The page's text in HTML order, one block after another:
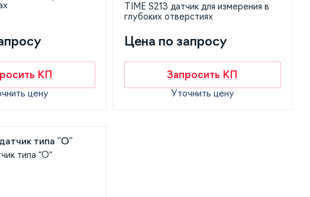
КП
цену
TIME S213 датчик для измерения в
глубоких отверстиях
Цена по запросу
Запросить КП
Уточнить цену
типа "О"